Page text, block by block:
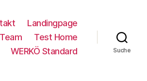
Landingpage
Team
Test Home
WERKÖ Standard Suche